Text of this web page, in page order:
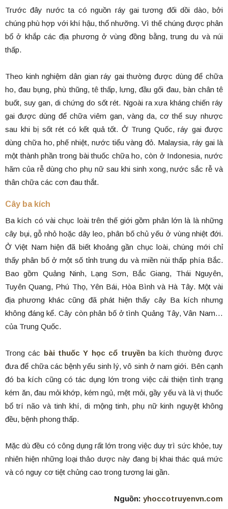
Trước đây nước ta có nguồn ráy gai tương đối dồi dào, bởi
chúng phù hợp với khí hậu, thổ nhưỡng. Vì thế chúng được phân
bổ ở khắp các địa phương ở vùng đồng bằng, trung du và núi
thấp.
Theo kinh nghiệm dân gian ráy gai thường được dùng để chữa
ho, đau bụng, phù thũng, tê thấp, lưng, đầu gối đau, bàn chân tê
buốt, suy gan, di chứng do sốt rét. Ngoài ra xưa kháng chiến ráy
gai được dùng để chữa viêm gan, vàng da, cơ thể suy nhược
sau khi bị sốt rét có kết quả tốt. Ở Trung Quốc, ráy gai được
dùng chữa ho, phế nhiệt, nước tiểu vàng đỏ. Malaysia, ráy gai là
một thành phần trong bài thuốc chữa ho, còn ở Indonesia, nước
hãm của rễ dùng cho phụ nữ sau khi sinh xong, nước sắc rễ và
thân chữa các cơn đau thắt.
Cây ba kích
Ba kích có vài chục loài trên thế giới gồm phân lớn là là những
cây bụi, gỗ nhỏ hoặc dây leo, phân bố chủ yếu ở vùng nhiệt đới.
Ở Việt Nam hiện đã biết khoảng gần chục loài, chúng mới chỉ
thấy phân bố ở một số tỉnh trung du và miền nùi thấp phía Bắc.
Bao gồm Quảng Ninh, Lạng Sơn, Bắc Giang, Thái Nguyên,
Tuyên Quang, Phú Thọ, Yên Bái, Hòa Bình và Hà Tây. Một vài
địa phương khác cũng đã phát hiện thấy cây Ba kích nhưng
không đáng kể. Cây còn phân bố ở tình Quảng Tây, Vân Nam…
của Trung Quốc.
Trong các bài thuốc Y học cổ truyềnba kích thường được
đưa để chữa các bệnh yếu sinh lý, vô sinh ở nam giới. Bên cạnh
đó ba kích cũng có tác dụng lớn trong việc cải thiện tình trạng
kém ăn, đau mỏi khớp, kém ngủ, mệt mỏi, gầy yếu và là vị thuốc
bổ trí não và tinh khí, di mộng tinh, phụ nữ kinh nguyệt không
đều, bệnh phong thấp.
Mặc dù đều có công dụng rất lớn trong việc duy trì sức khỏe, tuy
nhiên hiện những loại thảo dược này đang bị khai thác quá mức
và có nguy cơ tiệt chủng cao trong tương lai gần.
Nguồn: yhoccotruyenvn.com